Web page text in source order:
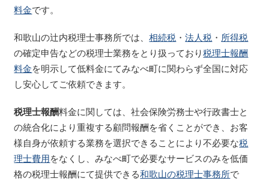
料金です。
和歌山の辻内税理士事務所では、相続税 ・法人税 ・ 所得税
の確定申告などの税理士業務をとり扱っており税理士報酬
料金を明示して低料金にてみなべ町に関わらず全国に対応
し安心してご依頼できます。
税理士報酬料金に関しては、社会保険労務士や行政書士と
の統合化により重複する顧問報酬を省くことができ、お客
様自身が依頼する業務を選択できることにより不必要な税
理士費用をなくし、みなべ町で必要なサービスのみを低価
格の税理士報酬にて提供できる和歌山の税理士事務所で